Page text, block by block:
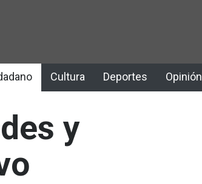
Cultura Deportes Opinión
y